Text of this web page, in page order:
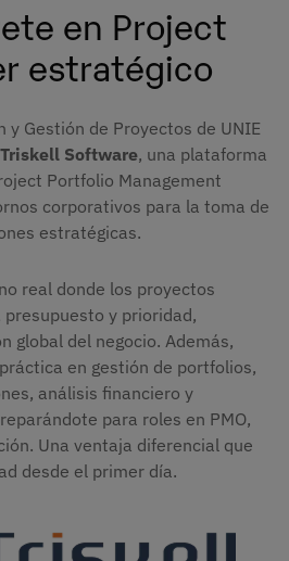
en Project
estratégico
y Gestión de Proyectos de UNIE
Triskell Software, una plataforma
Portfolio Management
corporativos para la toma de
estratégicas.
real donde los proyectos
y prioridad,
global del negocio. Además,
en gestión de portfolios,
análisis financiero y
para roles en PMO,
Una ventaja diferencial que
desde el primer día.
Imagen